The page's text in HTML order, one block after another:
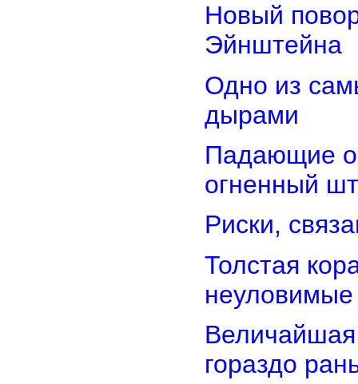
Новый
Эйнштейна
Одно из
дырами
Падающие
огненный
Риски,
Толстая
Величайшая
гораздо